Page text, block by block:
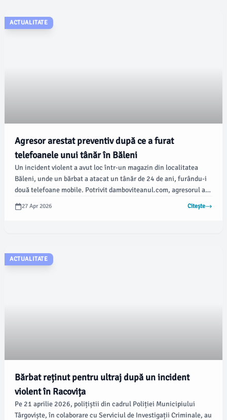
ACTUALITATE
Agresor arestat preventiv după ce a furat
telefoanele unui tânăr în Băleni
Un incident violent a avut loc într-un magazin din localitatea
Băleni, unde un bărbat a atacat un tânăr de 24 de ani, furându-i
două telefoane mobile. Potrivit damboviteanul.com, agresorul a
fost arestat preventiv pentru 30 de zile, în urma deciziei
judecătorului de drepturi și libertăți.
27 Apr 2026 Citește
ACTUALITATE
Bărbat reținut pentru ultraj după un incident
violent în Racovița
Pe 21 aprilie 2026, polițiștii din cadrul Poliției Municipiului
Târgoviște, în colaborare cu Serviciul de Investigații Criminale, au